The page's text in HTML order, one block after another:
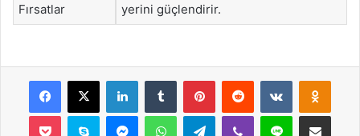
Fırsatlar
yerini güçlendirir.
Facebook
X LinkedInTumblr PinterestReddit VKontakte
Pocket Skype MessengerWhatsAppTelegramViber Line E-Posta ile